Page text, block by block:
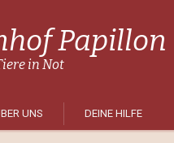
Papillon
in Not
UNS DEINE HILFE